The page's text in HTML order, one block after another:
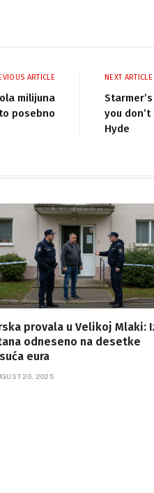
ARTICLE
milijuna
posebno
NEXT ARTICLE
you
Hyde
provala u Velikoj Mlaki:
odneseno na desetke
eura
20, 2025